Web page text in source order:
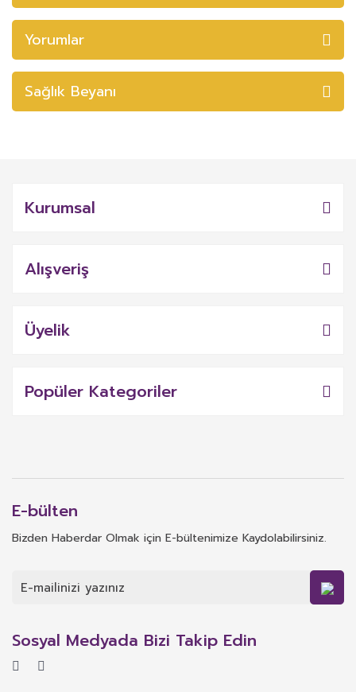
Yorumlar
Sağlık Beyanı
Kurumsal
Alışveriş
Üyelik
Popüler Kategoriler
E-bülten
Bizden Haberdar Olmak için E-bültenimize Kaydolabilirsiniz.
Sosyal Medyada Bizi Takip Edin